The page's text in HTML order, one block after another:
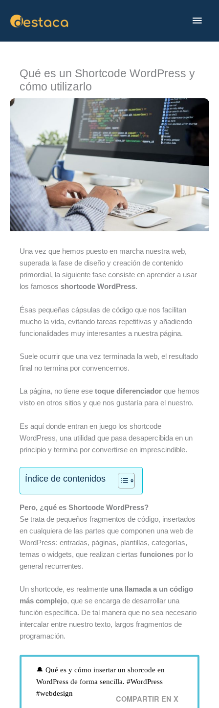
contenido
Qué es un Shortcode WordPress y
cómo utilizarlo
Una vez que hemos puesto en marcha nuestra web,
superada la fase de diseño y creación de contenido
primordial, la siguiente fase consiste en aprender a usar
los famosos shortcode WordPress.
Ésas pequeñas cápsulas de código que nos facilitan
mucho la vida, evitando tareas repetitivas y añadiendo
funcionalidades muy interesantes a nuestra página.
Suele ocurrir que una vez terminada la web, el resultado
final no termina por convencernos.
La página, no tiene ese toque diferenciador que hemos
visto en otros sitios y que nos gustaría para el nuestro.
Es aquí donde entran en juego los shortcode
WordPress, una utilidad que pasa desapercibida en un
principio y termina por convertirse en imprescindible.
Índice de contenidos
Pero, ¿qué es Shortcode WordPress?
Se trata de pequeños fragmentos de código, insertados
en cualquiera de las partes que componen una web de
WordPress: entradas, páginas, plantillas, categorías,
temas o widgets, que realizan ciertas funciones por lo
general recurrentes.
Un shortcode, es realmente una llamada a un código
más complejo, que se encarga de desarrollar una
función específica. De tal manera que no sea necesario
intercalar entre nuestro texto, largos fragmentos de
programación.
🔔 Qué es y cómo insertar un shorcode en
WordPress de forma sencilla. #WordPress
#webdesign
COMPARTIR EN X